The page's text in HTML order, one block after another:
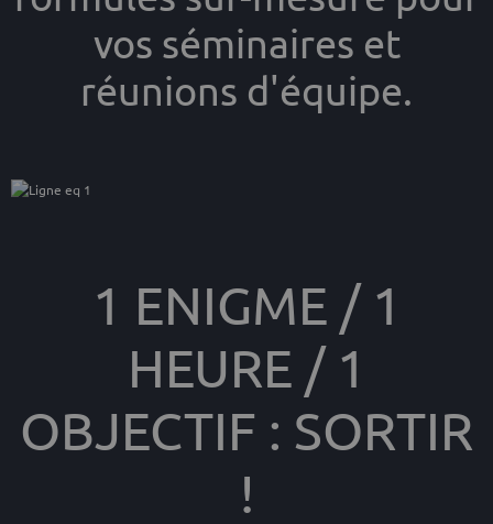
vos séminaires et
réunions d'équipe.
1 ENIGME / 1
HEURE / 1
OBJECTIF : SORTIR
!